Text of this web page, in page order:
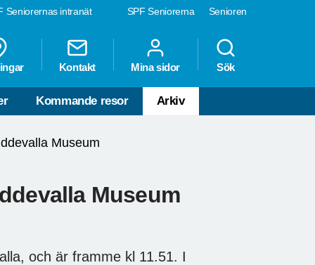
SPF Seniorerna Senioren
Seniorernas intranät
Kontakt Mina sidor Sök
Kommande resor Arkiv
Museum
Museum
och är framme kl 11.51. I